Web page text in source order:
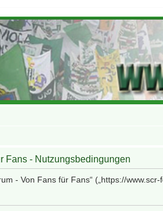
Fans - Nutzungsbedingungen
- Von Fans für Fans“ („https://